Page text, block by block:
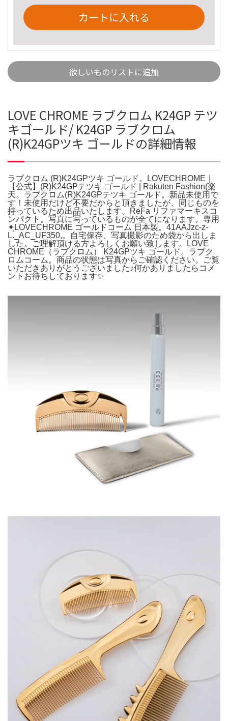
カートに入れる
欲しいものリストに追加
LOVE CHROME ラブクロム K24GP テツ
キゴールド/ K24GP ラブクロム
(R)K24GPツキ ゴールドの詳細情報
ラブクロム (R)K24GPツキ ゴールド。LOVECHROME｜
【公式】(R)K24GPテツキ ゴールド | Rakuten Fashion(楽
天。ラブクロム(R)K24GPテツキ ゴールド。新品未使用で
す！未使用だけど不要だからと頂きましたが、同じものを
持っているため出品いたします。ReFa リファマーキスコ
ンパクト。写真に写っているものが全てになります。専用
✦ฺLOVECHROME ゴールドコーム 日本製。41AAJzc-z-
L._AC_UF350,。自宅保存、写真撮影のため袋から出しま
した。ご理解頂ける方よろしくお願い致します。LOVE
CHROME（ラブクロム） K24GPツキ ゴールド。ラブク
ロムコーム。商品の状態は写真からご確認ください。ご覧
いただきありがとうございました♪何かありましたらコメ
ントお待ちしております✨